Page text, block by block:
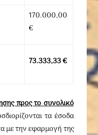
170.000,00
€
73.333,33 €
προς το συνολικό
τα έσοδα
με την εφαρμογή της